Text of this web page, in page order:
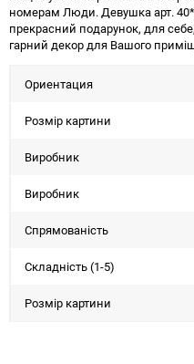
номерам Люди. Девушка арт.
прекрасний подарунок, для
гарний декор для Вашого
Ориентация
Розмір картини
Виробник
Виробник
Спрямованість
Складність (1-5)
Розмір картини